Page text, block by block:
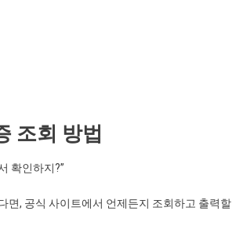
조회 방법
확인하지?”
면, 공식 사이트에서 언제든지 조회하고 출력할